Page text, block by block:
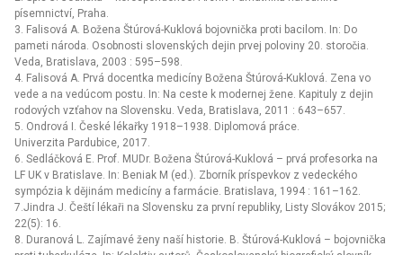
písemnictví, Praha.
3. Falisová A. Božena Štúrová-Kuklová bojovnička proti bacilom. In: Do
pameti národa. Osobnosti slovenských dejin prvej poloviny 20. storočia.
Veda, Bratislava, 2003 : 595–598.
4. Falisová A. Prvá docentka medicíny Božena Štúrová-Kuklová. Zena vo
vede a na vedúcom postu. In: Na ceste k modernej žene. Kapituly z dejin
rodových vzťahov na Slovensku. Veda, Bratislava, 2011 : 643–657.
5. Ondrová I. České lékařky 1918–1938. Diplomová práce.
Univerzita Pardubice, 2017.
6. Sedláčková E. Prof. MUDr. Božena Štúrová-Kuklová –⁠ prvá profesorka na
LF UK v Bratislave. In: Beniak M (ed.). Zborník príspevkov z vedeckého
sympózia k dějinám medicíny a farmácie. Bratislava, 1994 : 161–162.
7.Jindra J. Čeští lékaři na Slovensku za první republiky, Listy Slovákov 2015;
22(5): 16.
8. Duranová L. Zajímavé ženy naší historie. B. Štúrová-Kuklová –⁠ bojovnička